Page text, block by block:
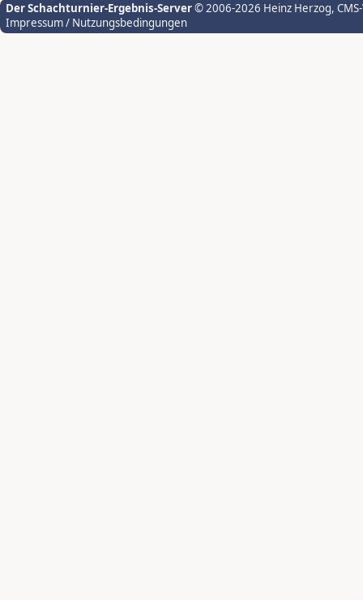
Der Schachturnier-Ergebnis-Server© 2006-2026 Heinz Herzog,
Impressum / Nutzungsbedingungen